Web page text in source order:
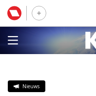
Nieuws